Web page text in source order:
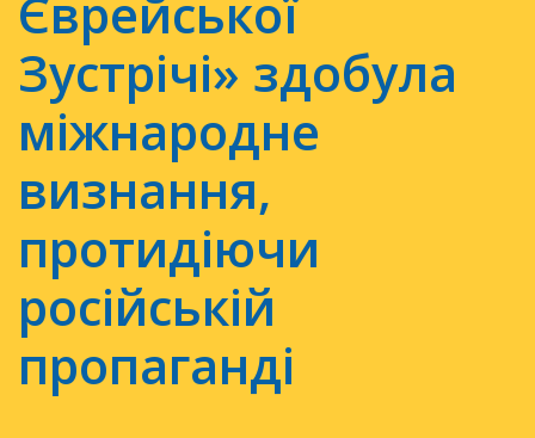
Єврейської
Зустрічі» здобула
міжнародне
визнання,
протидіючи
російській
пропаганді